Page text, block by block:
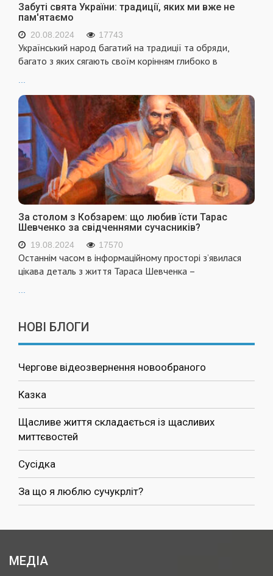
Забуті свята України: традиції, яких ми вже не
пам'ятаємо
20.08.2024 17743
Український народ багатий на традиції та обряди,
багато з яких сягають своїм корінням глибоко в
За столом з Кобзарем: що любив їсти Тарас
Шевченко за свідченнями сучасників?
19.08.2024 17570
Останнім часом в інформаційному просторі з’явилася
цікава деталь з життя Тараса Шевченка –
...
НОВІ БЛОГИ
Чергове відеозвернення новообраного
Казка
Щасливе життя складається із щасливих
миттєвостей
Сусідка
За що я люблю сучукрліт?
МЕДІА